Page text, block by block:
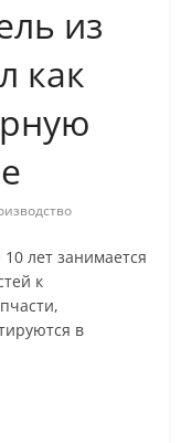
из
как
лет занимается
к
в